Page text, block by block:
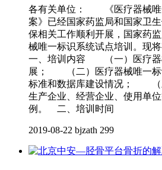
各有关单位： 《医疗器械唯
案》已经国家药监局和国家卫
保相关工作顺利开展，国家药
械唯一标识系统试点培训。现
一、培训内容 （一）医疗器
展； （二）医疗器械唯一标
标准和数据库建设情况； （
生产企业、经营企业、使用单
例。 二、培训时间
2019-08-22 bjzath 299